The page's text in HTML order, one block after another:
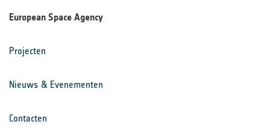
European Space Agency
Projecten
Nieuws & Evenementen
Contacten